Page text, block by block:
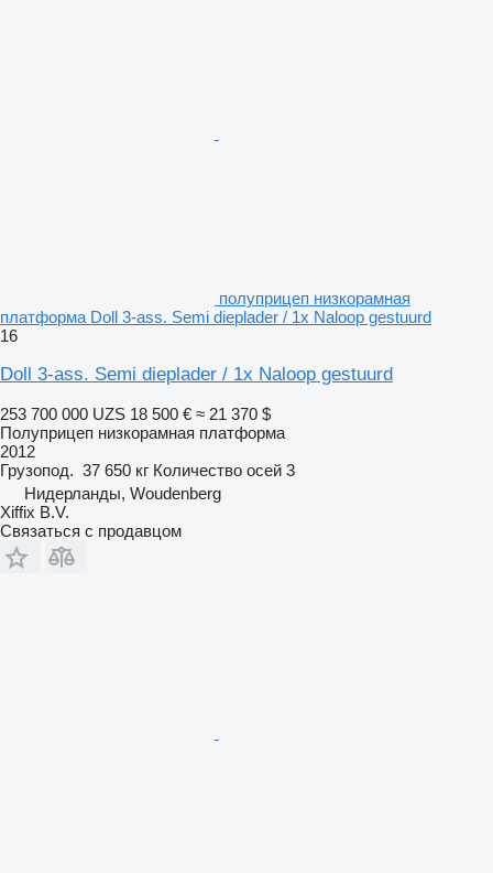
полуприцеп низкорамная
платформа Doll 3-ass. Semi dieplader / 1x Naloop gestuurd
16
Doll 3-ass. Semi dieplader / 1x Naloop gestuurd
253 700 000 UZS 18 500 € ≈ 21 370 $
Полуприцеп низкорамная платформа
2012
Грузопод. 37 650 кг Количество осей 3
Нидерланды, Woudenberg
Xiffix B.V.
Связаться с продавцом